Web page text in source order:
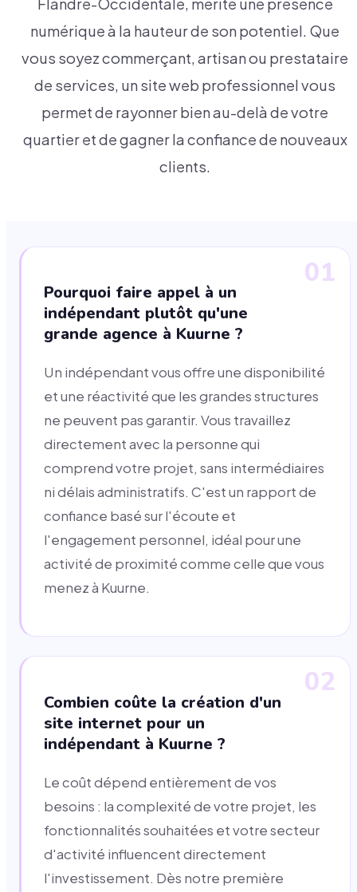
Flandre-Occidentale, mérite une présence
numérique à la hauteur de son potentiel. Que
vous soyez commerçant, artisan ou prestataire
de services, un site web professionnel vous
permet de rayonner bien au-delà de votre
quartier et de gagner la confiance de nouveaux
clients.
01
Pourquoi faire appel à un
indépendant plutôt qu'une
grande agence à Kuurne ?
Un indépendant vous offre une disponibilité
et une réactivité que les grandes structures
ne peuvent pas garantir. Vous travaillez
directement avec la personne qui
comprend votre projet, sans intermédiaires
ni délais administratifs. C'est un rapport de
confiance basé sur l'écoute et
l'engagement personnel, idéal pour une
activité de proximité comme celle que vous
menez à Kuurne.
02
Combien coûte la création d'un
site internet pour un
indépendant à Kuurne ?
Le coût dépend entièrement de vos
besoins : la complexité de votre projet, les
fonctionnalités souhaitées et votre secteur
d'activité influencent directement
l'investissement. Dès notre première